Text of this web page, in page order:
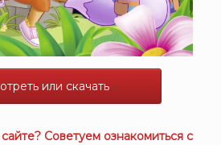
или скачать
Советуем ознакомиться с